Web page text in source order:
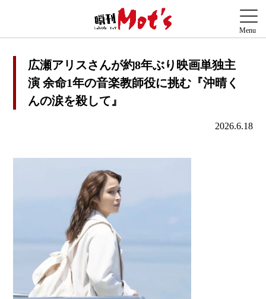
広瀬アリスさんが約8年ぶり映画単独主
演 余命1年の音楽教師役に挑む『沖晴く
んの涙を殺して』
2026.6.18